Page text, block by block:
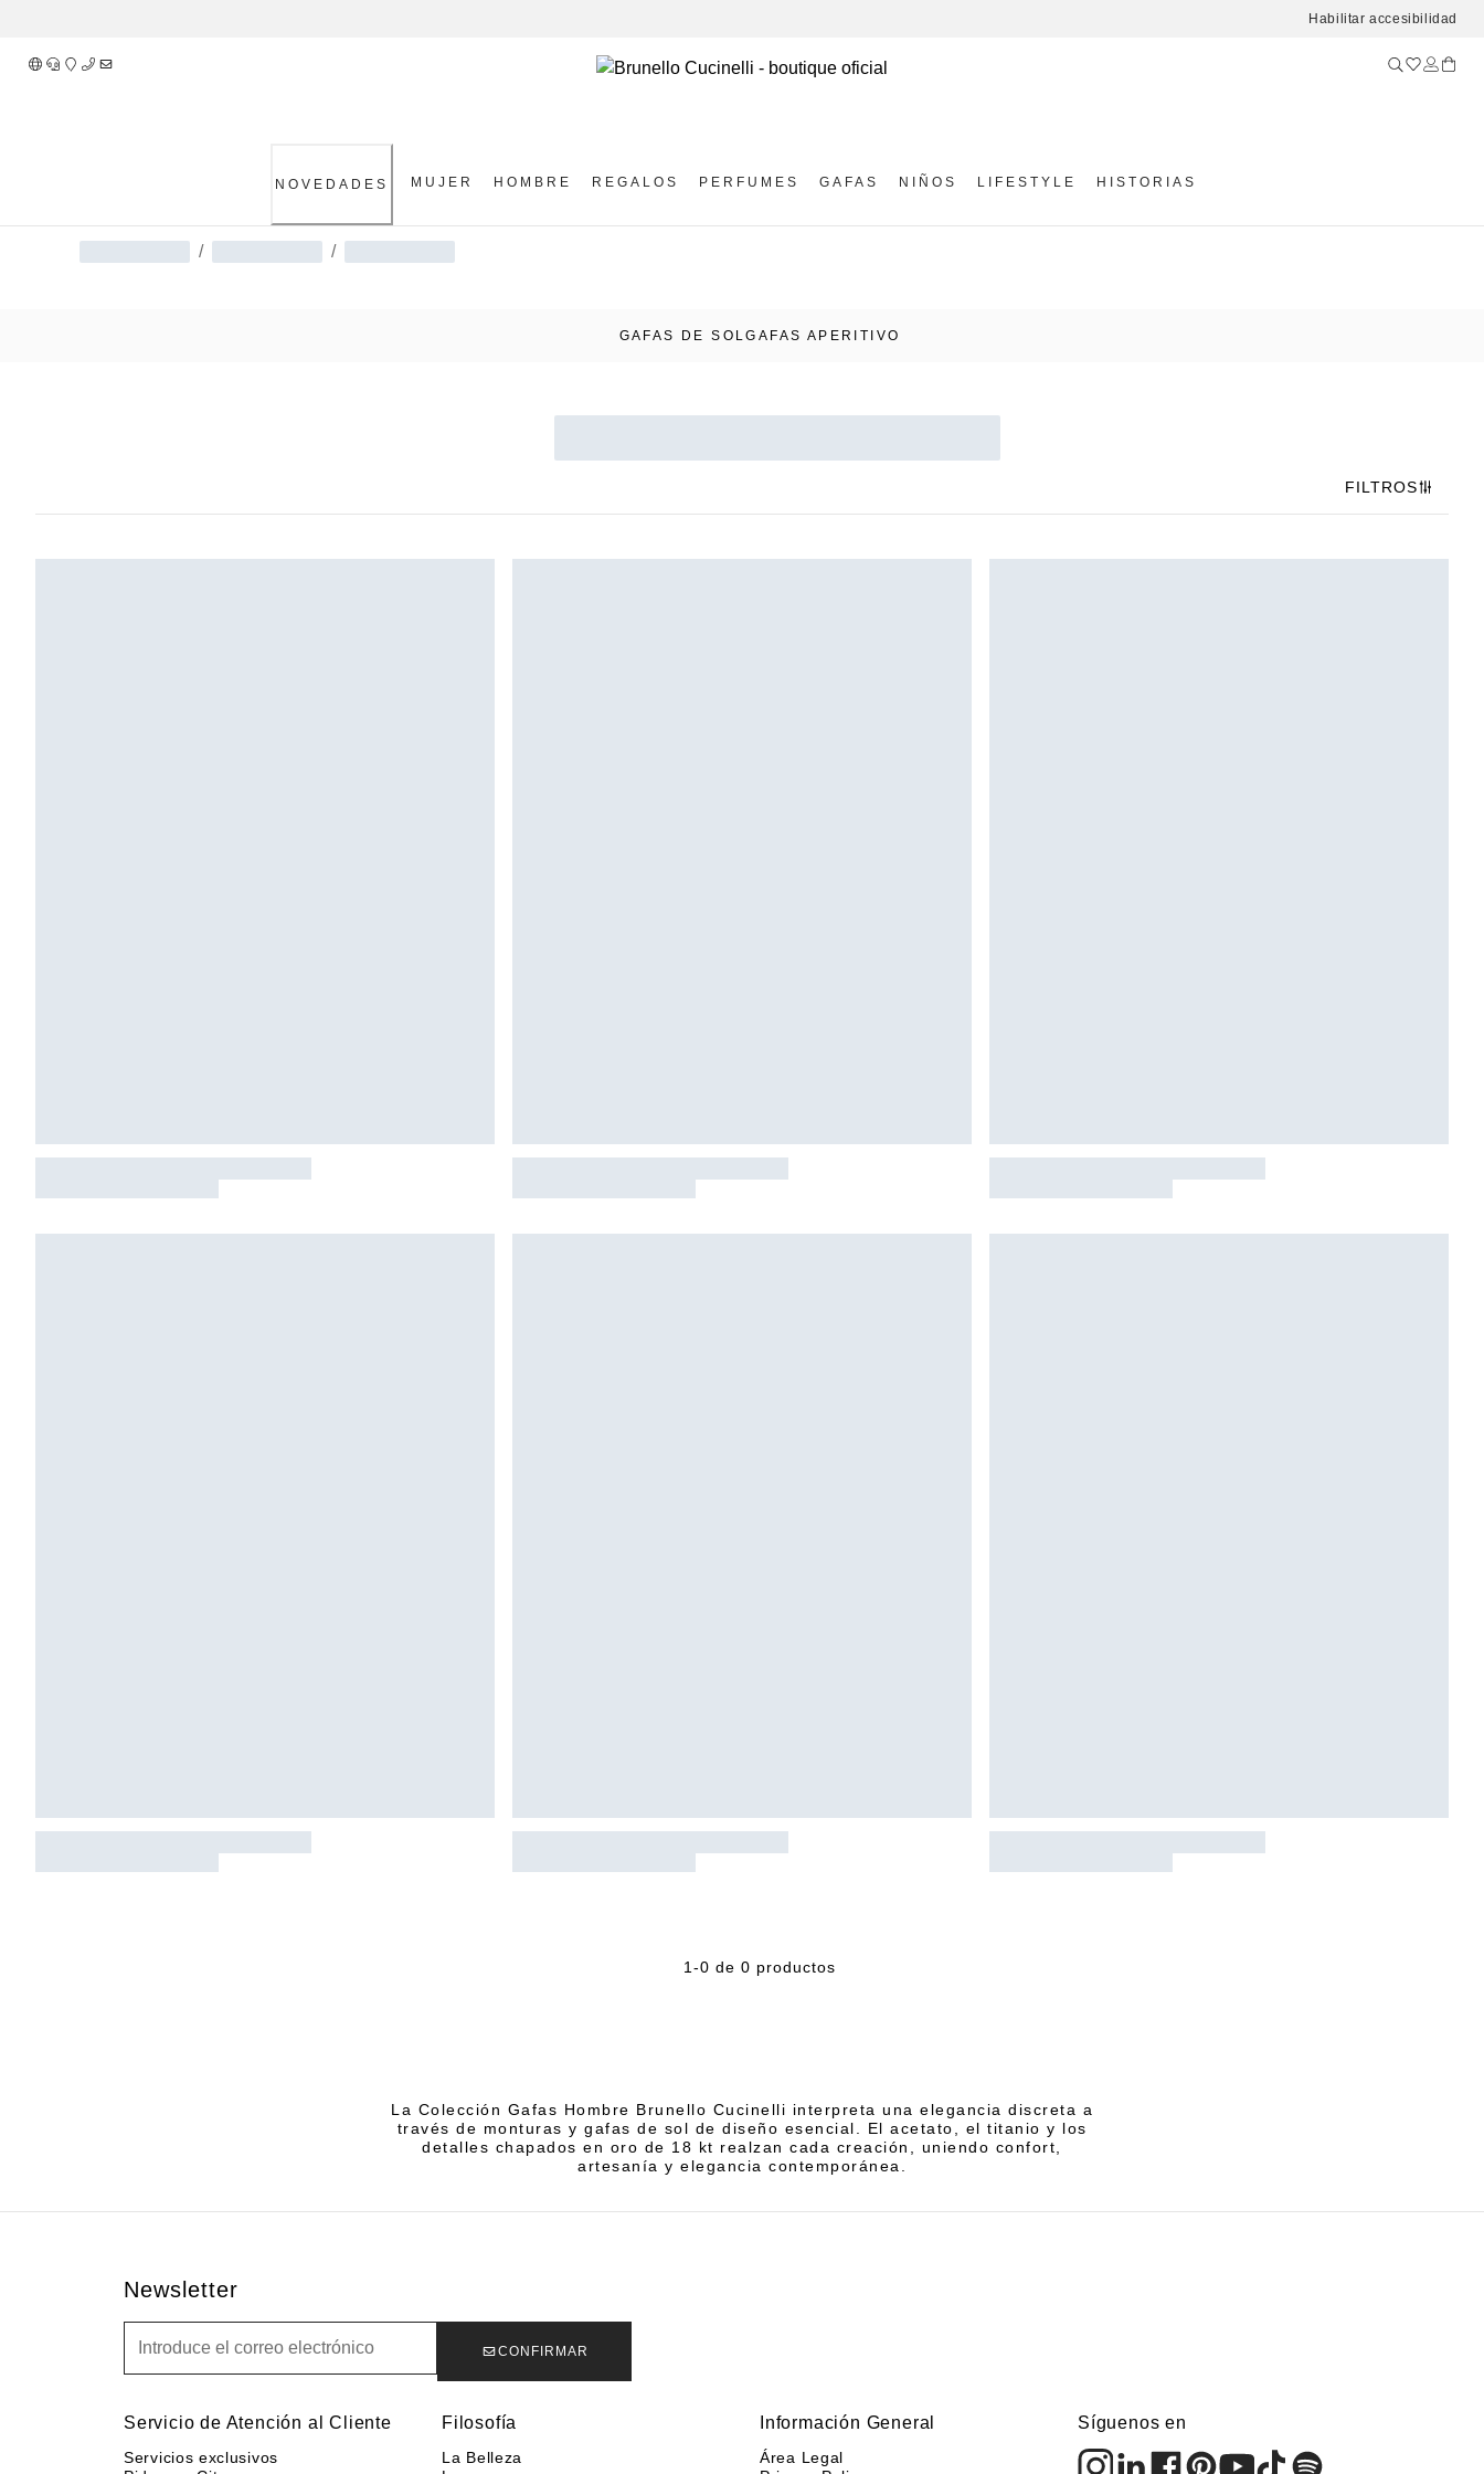
Habilitar accesibilidad
NOVEDADES MUJER HOMBRE REGALOS PERFUMES GAFAS NIÑOS LIFESTYLE HISTORIAS
/ /
GAFAS DE SOLGAFAS APERITIVO
FILTROS
1-0 de 0 productos
La Colección Gafas Hombre Brunello Cucinelli interpreta una elegancia discreta a
través de monturas y gafas de sol de diseño esencial. El acetato, el titanio y los
detalles chapados en oro de 18 kt realzan cada creación, uniendo confort,
artesanía y elegancia contemporánea.
Newsletter
CONFIRMAR
Servicio de Atención al Cliente
Servicios exclusivos
Filosofía
La Belleza
Información General
Área Legal
Síguenos en